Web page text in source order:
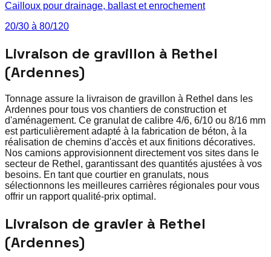
Cailloux pour drainage, ballast et enrochement
20/30 à 80/120
Livraison de gravillon à Rethel
(Ardennes)
Tonnage assure la livraison de gravillon à Rethel dans les
Ardennes pour tous vos chantiers de construction et
d'aménagement. Ce granulat de calibre 4/6, 6/10 ou 8/16 mm
est particulièrement adapté à la fabrication de béton, à la
réalisation de chemins d'accès et aux finitions décoratives.
Nos camions approvisionnent directement vos sites dans le
secteur de Rethel, garantissant des quantités ajustées à vos
besoins. En tant que courtier en granulats, nous
sélectionnons les meilleures carrières régionales pour vous
offrir un rapport qualité-prix optimal.
Livraison de gravier à Rethel
(Ardennes)